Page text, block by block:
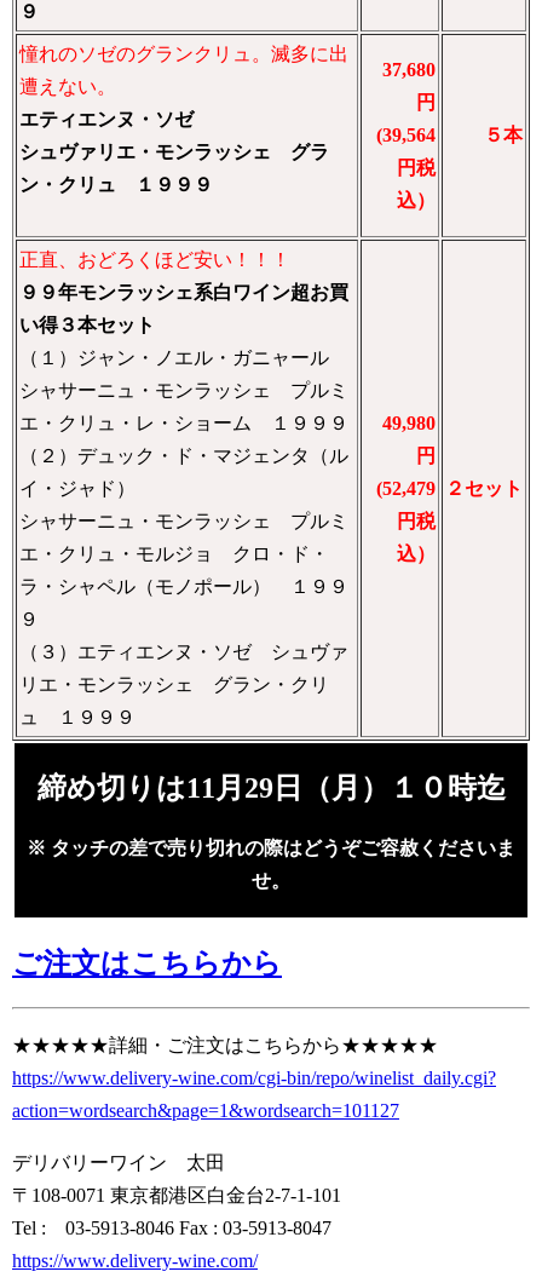
９
憧れのソゼのグランクリュ。滅多に出
遭えない。
エティエンヌ・ソゼ
シュヴァリエ・モンラッシェ グラ
ン・クリュ １９９９
37,680
円
(39,564
円税
込）
５本
正直、おどろくほど安い！！！
９９年モンラッシェ系白ワイン超お買
い得３本セット
（１）ジャン・ノエル・ガニャール
シャサーニュ・モンラッシェ プルミ
エ・クリュ・レ・ショーム １９９９
（２）デュック・ド・マジェンタ（ル
イ・ジャド）
シャサーニュ・モンラッシェ プルミ
エ・クリュ・モルジョ クロ・ド・
ラ・シャペル（モノポール） １９９
９
（３）エティエンヌ・ソゼ シュヴァ
リエ・モンラッシェ グラン・クリ
ュ １９９９
49,980
円
(52,479
円税
込）
２セット
締め切りは11月29日（月）１０時迄
※ タッチの差で売り切れの際はどうぞご容赦くださいま
せ。
ご注文はこちらから
★★★★★詳細・ご注文はこちらから★★★★★
https://www.delivery-wine.com/cgi-bin/repo/winelist_daily.cgi?
action=wordsearch&page=1&wordsearch=101127
デリバリーワイン 太田
〒108-0071 東京都港区白金台2-7-1-101
Tel : 03-5913-8046 Fax : 03-5913-8047
https://www.delivery-wine.com/